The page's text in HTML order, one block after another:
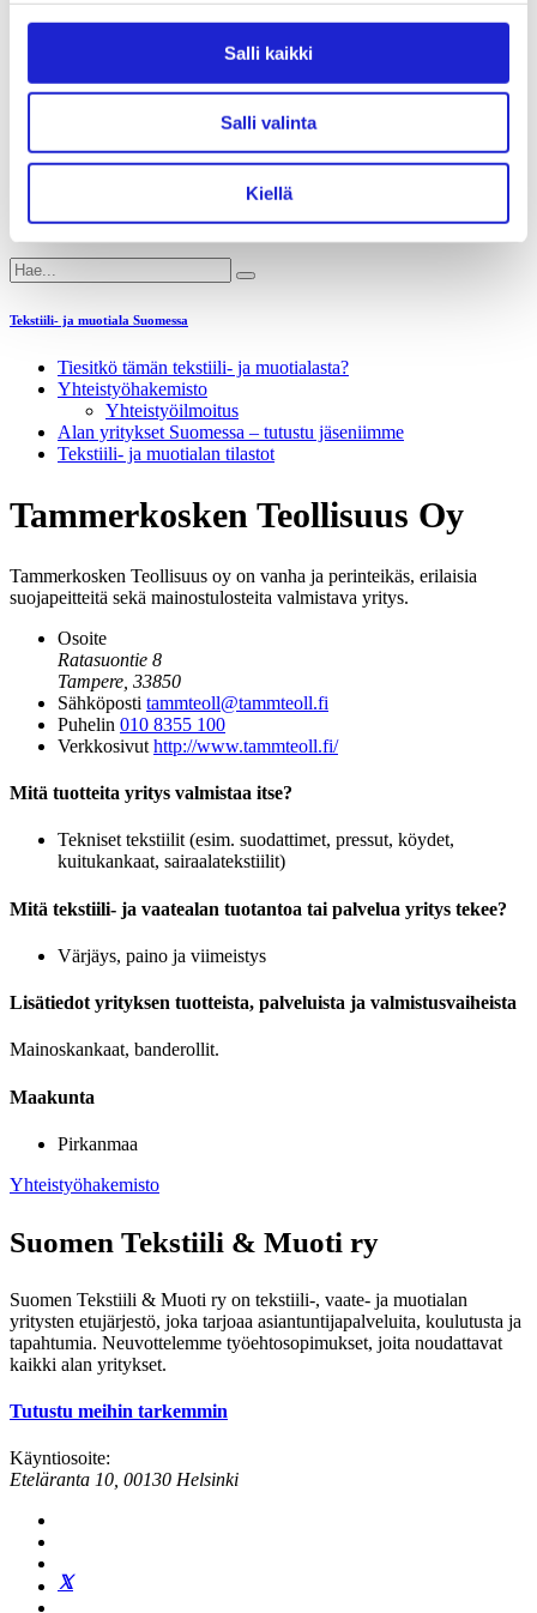
Salli kaikki
Salli valinta
Kiellä
Liiton hallitus
Suomen Tekstiili & Muoti 120 vuotta
Tilastoja Suomen Tekstiili & Muoti ry:stä ja sen
Alan yritykset Suomessa – tutustu jäseniimme
Tekstiili- ja muotiala Suomessa
Tiesitkö tämän tekstiili- ja muotialasta?
Yhteistyö­hakemisto
Yhteistyöilmoitus
Alan yritykset Suomessa – tutustu jäseniimme
Tekstiili- ja muotialan tilastot
Tammerkosken Teollisuus Oy
Tammerkosken Teollisuus oy on vanha ja perinteikäs, erilaisia
suojapeitteitä sekä mainostulosteita valmistava yritys.
Osoite
Ratasuontie 8
Tampere, 33850
Sähköposti tammteoll@tammteoll.fi
Puhelin 010 8355 100
Verkkosivut http://www.tammteoll.fi/
Mitä tuotteita yritys valmistaa itse?
Tekniset tekstiilit (esim. suodattimet, pressut, köydet,
kuitukankaat, sairaalatekstiilit)
Mitä tekstiili- ja vaatealan tuotantoa tai palvelua yritys tekee?
Värjäys, paino ja viimeistys
Lisätiedot yrityksen tuotteista, palveluista ja valmistusvaiheista
Mainoskankaat, banderollit.
Maakunta
Pirkanmaa
Yhteistyöhakemisto
Suomen Tekstiili & Muoti ry
Suomen Tekstiili & Muoti ry on tekstiili-, vaate- ja muotialan
yritysten etujärjestö, joka tarjoaa asiantuntijapalveluita, koulutusta ja
tapahtumia. Neuvottelemme työehtosopimukset, joita noudattavat
kaikki alan yritykset.
Tutustu meihin tarkemmin
Käyntiosoite:
Eteläranta 10, 00130 Helsinki